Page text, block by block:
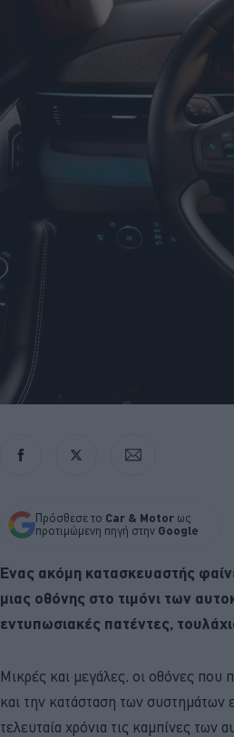
Πρόσθεσε το Car & Motor ως
προτιμώμενη πηγή στην Google
Ένας ακόμη κατασκευαστής
μιας οθόνης στο τιμόνι των
εντυπωσιακές πατέντες,
Μικρές και μεγάλες, οι οθόνες που
και την κατάσταση των συστημάτων
τελευταία χρόνια τις καμπίνες των